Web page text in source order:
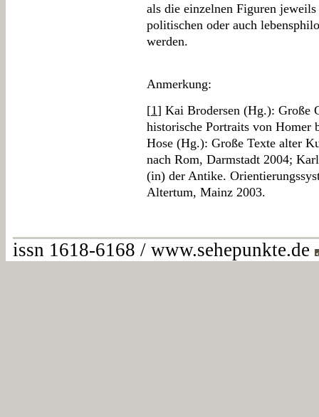
als die einzelnen Figuren
politischen oder auch
werden.
Anmerkung:
[1] Kai Brodersen (Hg.): Große
historische Portraits von
Hose (Hg.): Große Texte alter
nach Rom, Darmstadt 2004;
(in) der Antike.
Altertum, Mainz 2003.
issn 1618-6168 / www.sehepunkte.de